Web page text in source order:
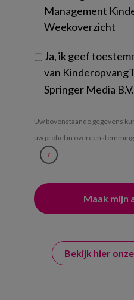
Management
Weekoverzicht
Ja, ik geef
van
Springer Media B.V.
Uw bovenstaande gegevens
uw profiel in
?
Bekijk hier